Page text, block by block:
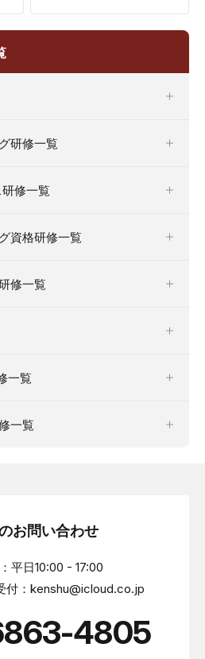
研修一覧
修一覧
資格研修一覧
修一覧
一覧
一覧
お問い合わせ
平日10:00 - 17:00
付：kenshu@icloud.co.jp
4805